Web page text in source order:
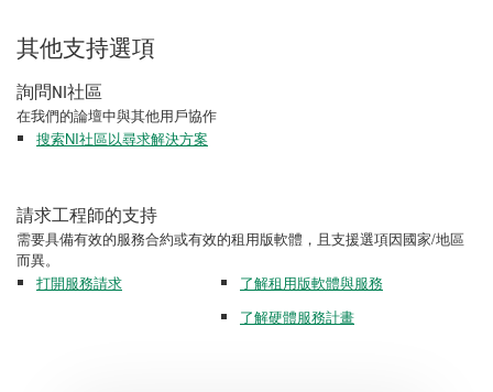
其他支持選項
詢問NI社區
在我們的論壇中與其他用戶協作
搜索NI社區以尋求解決方案
請求工程師的支持
需要具備有效的服務合約或有效的租用版軟體，且支援選項因國家/地區
而異。
打開服務請求
了解租用版軟體與服務
了解硬體服務計畫